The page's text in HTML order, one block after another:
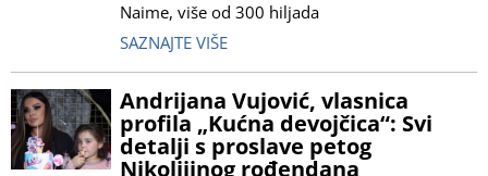
Naime, više od 300 hiljada
SAZNAJTE VIŠE
Andrijana Vujović, vlasnica
profila „Kućna devojčica“: Svi
detalji s proslave petog
Nikolijinog rođendana